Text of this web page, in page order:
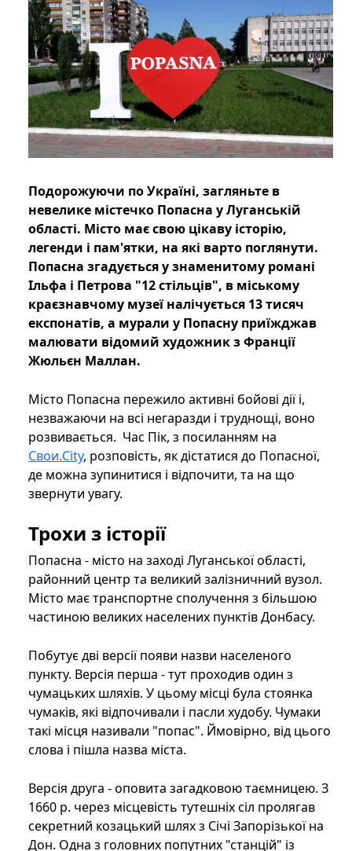
Подорожуючи по Україні, загляньте в
невелике містечко Попасна у Луганській
області. Місто має свою цікаву історію,
легенди і пам'ятки, на які варто поглянути.
Попасна згадується у знаменитому романі
Ільфа і Петрова "12 стільців", в міському
краєзнавчому музеї налічується 13 тисяч
експонатів, а мурали у Попасну приїжджав
малювати відомий художник з Франції
Жюльєн Маллан.
Місто Попасна пережило активні бойові дії і,
незважаючи на всі негаразди і труднощі, воно
розвивається. Час Пік, з посиланням на
Свои.City, розповість, як дістатися до Попасної,
де можна зупинитися і відпочити, та на що
звернути увагу.
Трохи з історії
Попасна - місто на заході Луганської області,
районний центр та великий залізничний вузол.
Місто має транспортне сполучення з більшою
частиною великих населених пунктів Донбасу.
Побутує дві версії появи назви населеного
пункту. Версія перша - тут проходив один з
чумацьких шляхів. У цьому місці була стоянка
чумаків, які відпочивали і пасли худобу. Чумаки
такі місця називали "попас". Ймовірно, від цього
слова і пішла назва міста.
Версія друга - оповита загадковою таємницею. З
1660 р. через місцевість тутешніх сіл пролягав
секретний козацький шлях з Січі Запорізької на
Дон. Одна з головних попутних "станцій" із